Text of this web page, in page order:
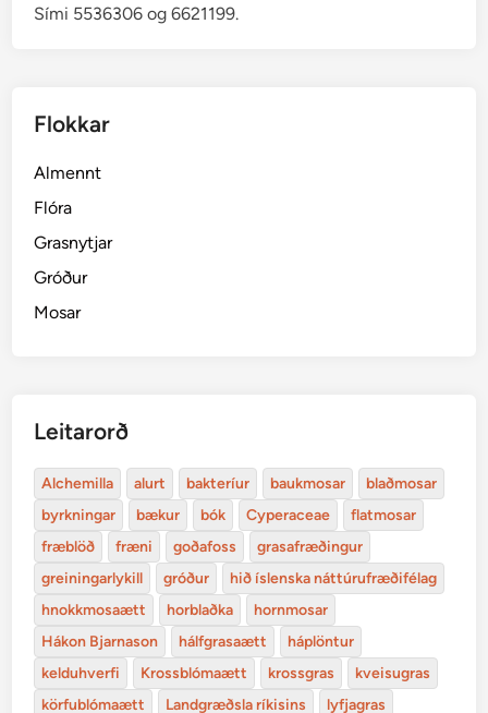
Sími 5536306 og 6621199.
Flokkar
Almennt
Flóra
Grasnytjar
Gróður
Mosar
Leitarorð
Alchemilla alurt bakteríur baukmosar
blaðmosar
byrkningar
bækur bók Cyperaceae
flatmosar
fræblöð
fræni goðafoss
grasafræðingur
greiningarlykill
gróður
hið íslenska náttúrufræðifélag
hnokkmosaætt
horblaðka
hornmosar
Hákon Bjarnason
hálfgrasaætt
háplöntur
kelduhverfi
Krossblómaætt krossgras
kveisugras
körfublómaætt
Landgræðsla ríkisins lyfjagras